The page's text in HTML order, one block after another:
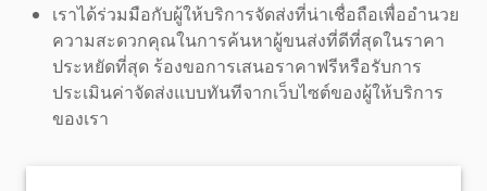
เราได้ร่วมมือกับผู้ให้บริการจัดส่งที่น่าเชื่อถือเพื่ออำนวย
ความสะดวกคุณในการค้นหาผู้ขนส่งที่ดีที่สุดในราคา
ประหยัดที่สุด ร้องขอการเสนอราคาฟรีหรือรับการ
ประเมินค่าจัดส่งแบบทันทีจากเว็บไซต์ของผู้ให้บริการ
ของเรา